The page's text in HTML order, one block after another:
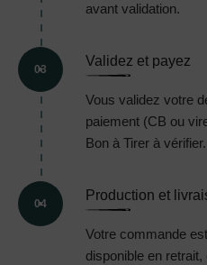
avant validation.
03
Validez et payez
Vous validez votre
paiement (CB ou
Bon à Tirer à vérifier.
04
Production et
Votre commande
disponible en